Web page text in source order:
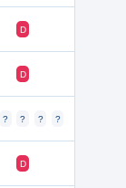
D
D
? ? ? ?
D